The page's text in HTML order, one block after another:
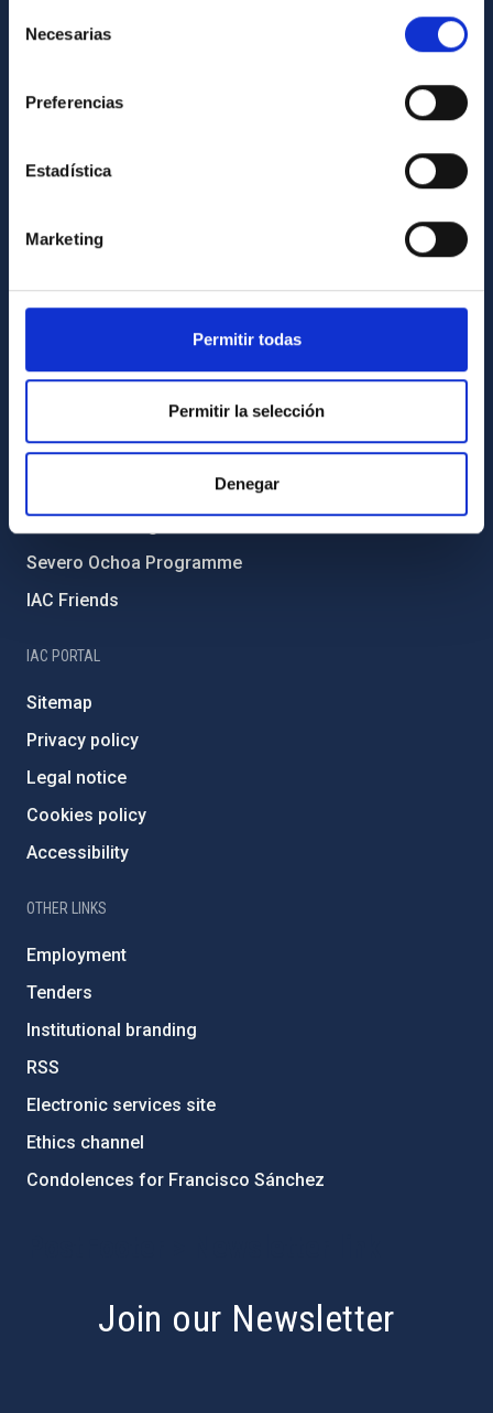
Necesarias
Preferencias
Estadística
Marketing
Permitir todas
Permitir la selección
Denegar
How to get to the IAC
General register
Code of ethics and anti-fraud policy
Gender equality and diversity
Environment and Sustainability
Forever IAC
Severo Ochoa Programme
IAC Friends
IAC PORTAL
Sitemap
Privacy policy
Legal notice
Cookies policy
Accessibility
OTHER LINKS
Employment
Tenders
Institutional branding
RSS
Electronic services site
Ethics channel
Condolences for Francisco Sánchez
Join our Newsletter